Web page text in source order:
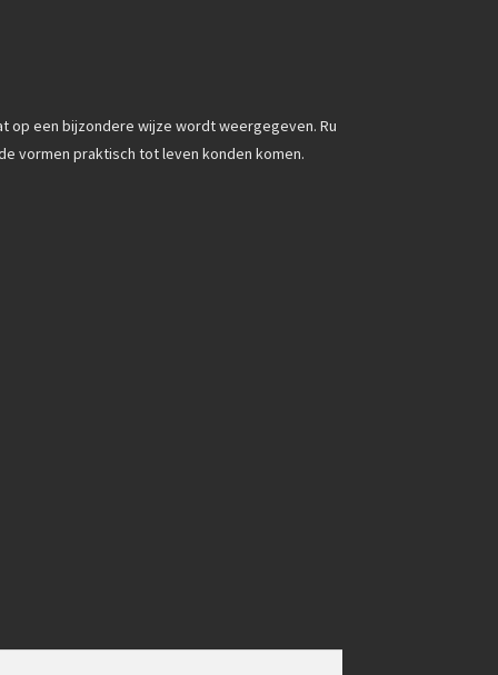
op een bijzondere wijze wordt weergegeven. Ru
vormen praktisch tot leven konden komen.